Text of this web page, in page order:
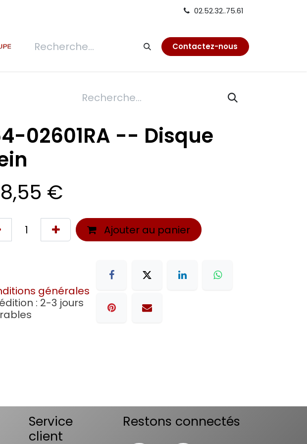
02.52.32..75.61
Connexion Réfection Contactez-nous
02601RA -- Disque
€
Ajouter au panier
générales
: 2-3 jours
Service
client
Restons connectés